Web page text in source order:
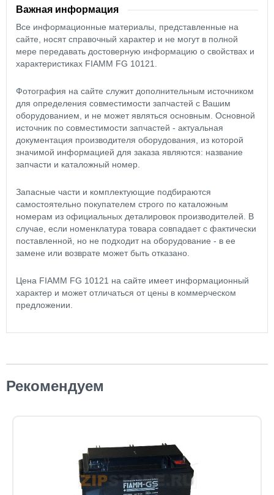
Важная информация
Все информационные материалы, представленные на
сайте, носят справочный характер и не могут в полной
мере передавать достоверную информацию о свойствах и
характеристиках FIAMM FG 10121.
Фотография на сайте служит дополнительным источником
для определения совместимости запчастей с Вашим
оборудованием, и не может являться основным. Основной
источник по совместимости запчастей - актуальная
документация производителя оборудования, из которой
значимой информацией для заказа являются: название
запчасти и каталожный номер.
Запасные части и комплектующие подбираются
самостоятельно покупателем строго по каталожным
номерам из официальных деталировок производителей. В
случае, если номенклатура товара совпадает с фактически
поставленной, но не подходит на оборудование - в ее
замене или возврате может быть отказано.
Цена FIAMM FG 10121 на сайте имеет информационный
характер и может отличаться от цены в коммерческом
предложении.
Рекомендуем